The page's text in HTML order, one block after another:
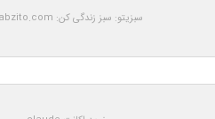
سبزیتو: سبز زندگی کن: Sabzito.com